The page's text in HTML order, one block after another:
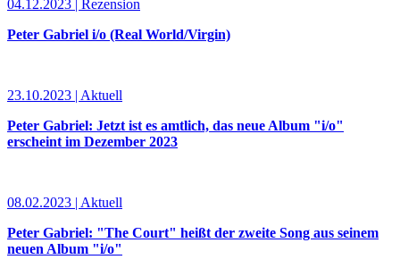
04.12.2023 | Rezension
Peter Gabriel i/o (Real World/Virgin)
23.10.2023 | Aktuell
Peter Gabriel: Jetzt ist es amtlich, das neue Album "i/o"
erscheint im Dezember 2023
08.02.2023 | Aktuell
Peter Gabriel: "The Court" heißt der zweite Song aus seinem
neuen Album "i/o"